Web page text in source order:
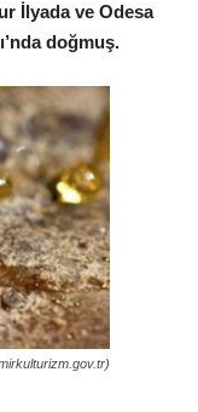
İlyada ve Odesa
doğmuş.